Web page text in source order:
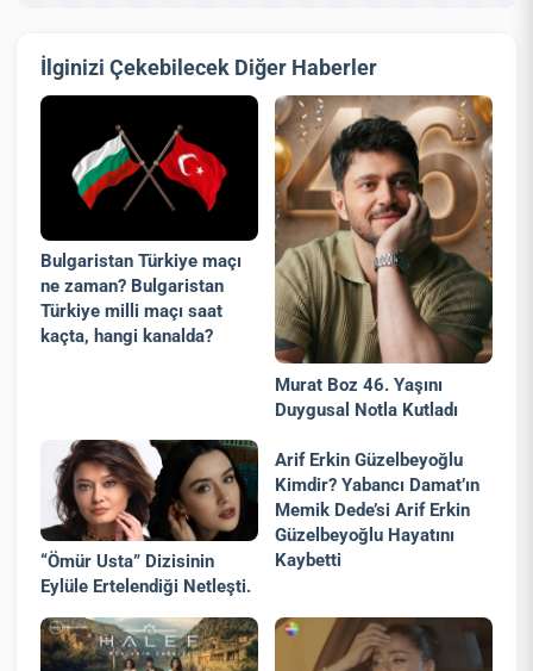
İlginizi Çekebilecek Diğer Haberler
Bulgaristan Türkiye maçı
ne zaman? Bulgaristan
Türkiye milli maçı saat
kaçta, hangi kanalda?
Murat Boz 46. Yaşını
Duygusal Notla Kutladı
“Ömür Usta” Dizisinin
Eylüle Ertelendiği Netleşti.
Arif Erkin Güzelbeyoğlu
Kimdir? Yabancı Damat’ın
Memik Dede’si Arif Erkin
Güzelbeyoğlu Hayatını
Kaybetti